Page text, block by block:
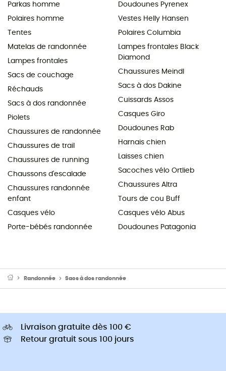
Parkas homme
Polaires homme
Tentes
Matelas de randonnée
Lampes frontales
Sacs de couchage
Réchauds
Sacs à dos randonnée
Piolets
Chaussures de randonnée
Chaussures de trail
Chaussures de running
Chaussons d'escalade
Chaussures randonnée
enfant
Casques vélo
Porte-bébés randonnée
Doudounes Pyrenex
Vestes Helly Hansen
Polaires Columbia
Lampes frontales Black
Diamond
Chaussures Meindl
Sacs à dos Dakine
Cuissards Assos
Casques Giro
Doudounes Rab
Harnais chien
Laisses chien
Sacoches vélo Ortlieb
Chaussures Altra
Tours de cou Buff
Casques vélo Abus
Doudounes Patagonia
Randonnée Sacs à dos randonnée
Livraison gratuite dès 100 €
Retour gratuit sous 100 jours